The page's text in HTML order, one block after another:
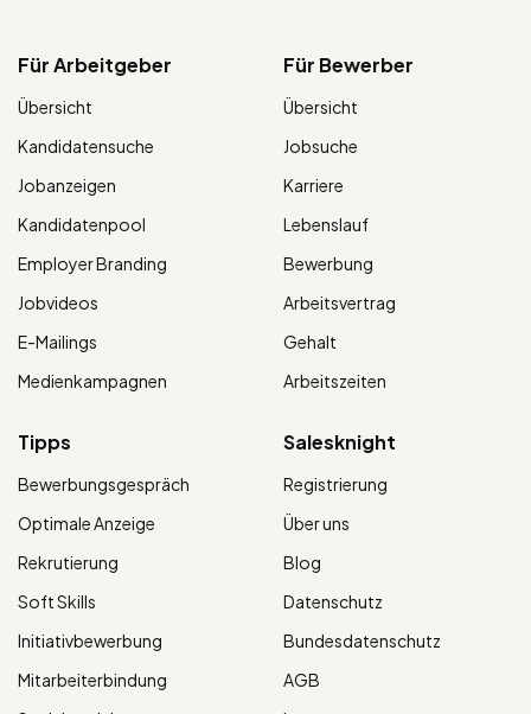
Für Arbeitgeber
Übersicht
Kandidatensuche
Jobanzeigen
Kandidatenpool
Employer Branding
Jobvideos
E-Mailings
Medienkampagnen
Für Bewerber
Übersicht
Jobsuche
Karriere
Lebenslauf
Bewerbung
Arbeitsvertrag
Gehalt
Arbeitszeiten
Tipps
Bewerbungsgespräch
Optimale Anzeige
Rekrutierung
Soft Skills
Initiativbewerbung
Mitarbeiterbindung
Salesknight
Registrierung
Über uns
Blog
Datenschutz
Bundesdatenschutz
AGB